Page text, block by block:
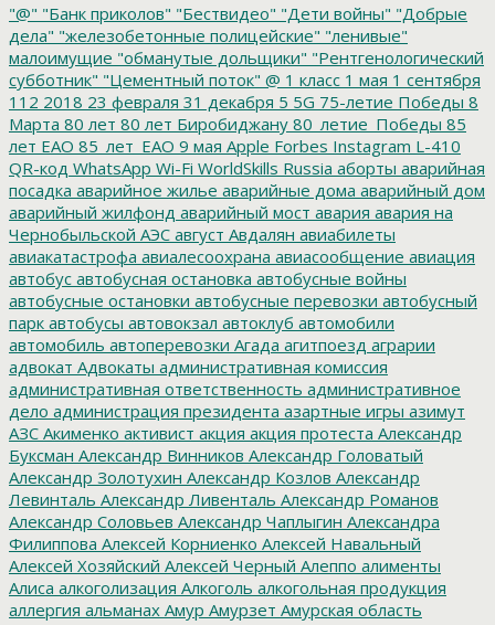
"@" "Банк приколов" "Бествидео" "Дети войны" "Добрые
дела" "железобетонные полицейские" "ленивые"
малоимущие "обманутые дольщики" "Рентгенологический
субботник" "Цементный поток" @ 1 класс 1 мая 1 сентября
112 2018 23 февраля 31 декабря 5 5G 75-летие Победы 8
Марта 80 лет 80 лет Биробиджану 80_летие_Победы 85
лет ЕАО 85_лет_ЕАО 9 мая Apple Forbes Instagram L-410
QR-код WhatsApp Wi-Fi WorldSkills Russia аборты аварийная
посадка аварийное жилье аварийные дома аварийный дом
аварийный жилфонд аварийный мост авария авария на
Чернобыльской АЭС август Авдалян авиабилеты
авиакатастрофа авиалесоохрана авиасообщение авиация
автобус автобусная остановка автобусные войны
автобусные остановки автобусные перевозки автобусный
парк автобусы автовокзал автоклуб автомобили
автомобиль автоперевозки Агада агитпоезд аграрии
адвокат Адвокаты административная комиссия
административная ответственность административное
дело администрация президента азартные игры азимут
АЗС Акименко активист акция акция протеста Александр
Буксман Александр Винников Александр Головатый
Александр Золотухин Александр Козлов Александр
Левинталь Александр Ливенталь Александр Романов
Александр Соловьев Александр Чаплыгин Александра
Филиппова Алексей Корниенко Алексей Навальный
Алексей Хозяйский Алексей Черный Алеппо алименты
Алиса алкоголизация Алкоголь алкогольная продукция
аллергия альманах Амур Амурзет Амурская область